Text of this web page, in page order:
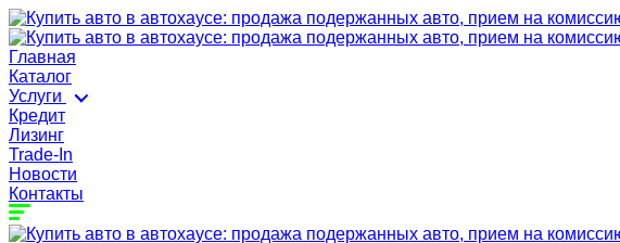
Главная
Каталог
Услуги
Кредит
Лизинг
Trade-In
Новости
Контакты